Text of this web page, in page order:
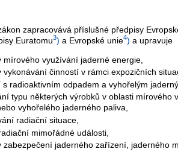
zapracovává příslušné předpisy
Euratomu3) a Evropské unie4) a upravuje
využívání jaderné energie,
činností v rámci expozičních
radioaktivním odpadem a vyhořelým
typu některých výrobků v oblasti mírového
vyhořelého jaderného paliva,
radiační situace,
mimořádné události,
jaderného zařízení, jaderného